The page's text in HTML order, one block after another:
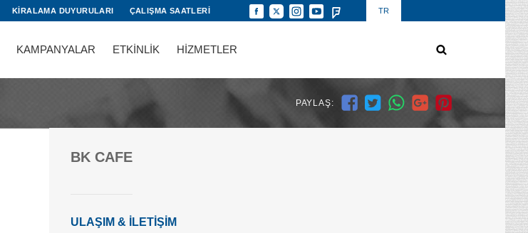
KİRALAMA DUYURULARI ÇALIŞMA SAATLERİ TR
KAMPANYALAR ETKİNLİK HİZMETLER
PAYLAŞ:
BK CAFE
ULAŞIM & İLETİŞİM